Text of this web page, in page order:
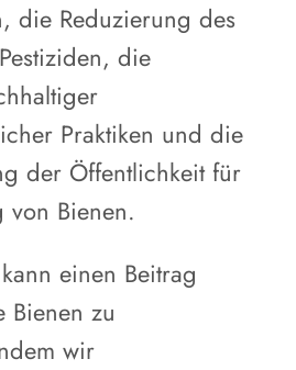
die Reduzierung des
die
Praktiken und die
der Öffentlichkeit für
von Bienen.
einen Beitrag
Bienen zu
wir